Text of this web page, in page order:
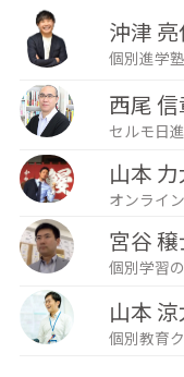
の5日間完成 面接必勝
メソッド」上梓。3兄弟
の父。 沖津
個別進学
西尾
セルモ日
山本
オンライ
宮谷
個別学習
山本
個別教育